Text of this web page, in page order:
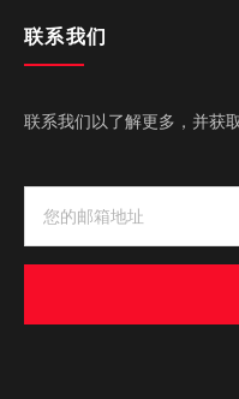
联系我们
联系我们以了解更多，并获